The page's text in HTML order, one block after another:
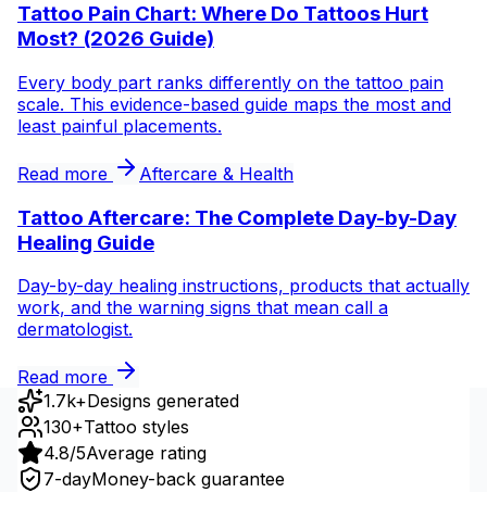
Tattoo Pain Chart: Where Do Tattoos Hurt
Most? (2026 Guide)
Every body part ranks differently on the tattoo pain
scale. This evidence-based guide maps the most and
least painful placements.
Read more Aftercare & Health
Tattoo Aftercare: The Complete Day-by-Day
Healing Guide
Day-by-day healing instructions, products that actually
work, and the warning signs that mean call a
dermatologist.
Read more
1.7k+Designs generated
130+Tattoo styles
4.8/5Average rating
7-dayMoney-back guarantee